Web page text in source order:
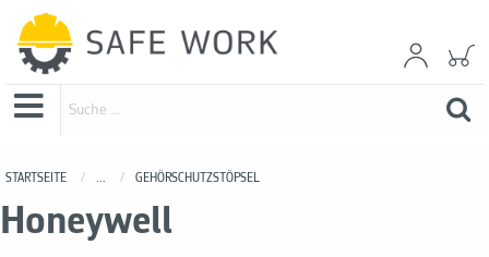
STARTSEITE ... GEHÖRSCHUTZSTÖPSEL
Honeywell